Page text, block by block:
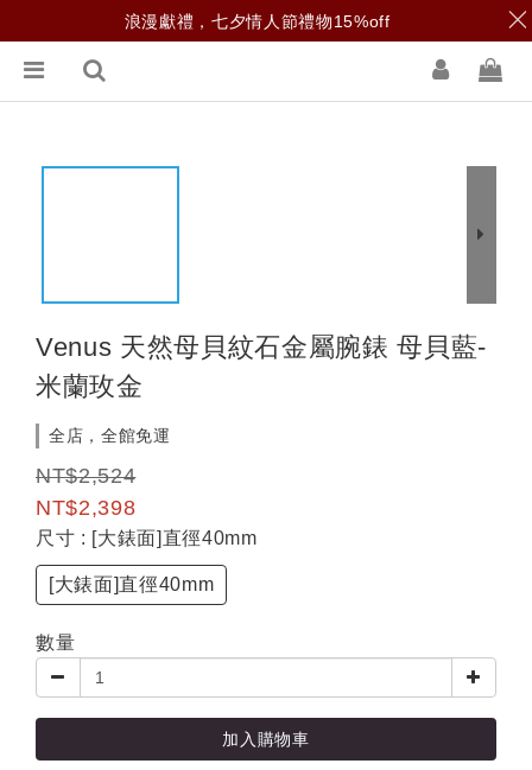
Venus 天然母貝紋石金屬腕錶 母貝藍-
米蘭玫金
全店，全館免運
NT$2,524
NT$2,398
尺寸 : [大錶面]直徑40mm
[大錶面]直徑40mm
數量
加入購物車
浪漫獻禮，七夕情人節禮物15%off